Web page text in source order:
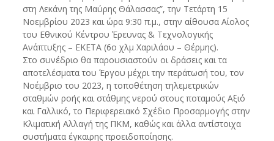
στη Λεκάνη της Μαύρης Θάλασσας”, την Τετάρτη 15
Νοεμβρίου 2023 και ώρα 9:30 π.μ., στην αίθουσα Αίολος
του Εθνικού Κέντρου Έρευνας & Τεχνολογικής
Ανάπτυξης – ΕΚΕΤΑ (6ο χλμ Χαριλάου – Θέρμης).
Στο συνέδριο θα παρουσιαστούν οι δράσεις και τα
αποτελέσματα του Έργου μέχρι την περάτωσή του, τον
Νοέμβριο του 2023, η τοποθέτηση τηλεμετρικών
σταθμών ροής και στάθμης νερού στους ποταμούς Αξιό
και Γαλλικό, το Περιφερειακό Σχέδιο Προσαρμογής στην
Κλιματική Αλλαγή της ΠΚΜ, καθώς και άλλα αντίστοιχα
συστήματα έγκαιρης προειδοποίησης.